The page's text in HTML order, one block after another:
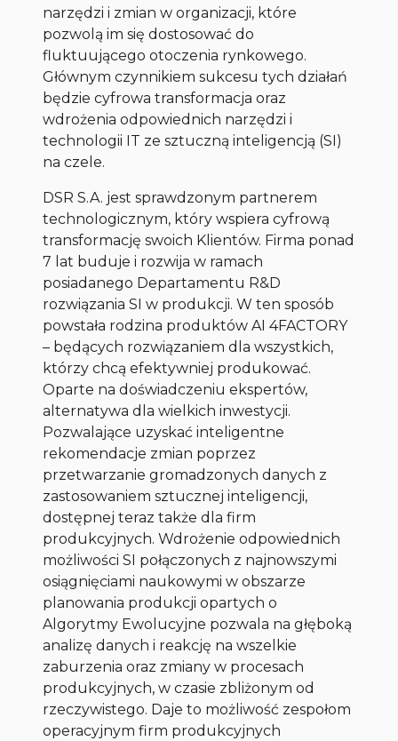
narzędzi i zmian w organizacji, które
pozwolą im się dostosować do
fluktuującego otoczenia rynkowego.
Głównym czynnikiem sukcesu tych działań
będzie cyfrowa transformacja oraz
wdrożenia odpowiednich narzędzi i
technologii IT ze sztuczną inteligencją (SI)
na czele.
DSR S.A. jest sprawdzonym partnerem
technologicznym, który wspiera cyfrową
transformację swoich Klientów. Firma ponad
7 lat buduje i rozwija w ramach
posiadanego Departamentu R&D
rozwiązania SI w produkcji. W ten sposób
powstała rodzina produktów AI 4FACTORY
– będących rozwiązaniem dla wszystkich,
którzy chcą efektywniej produkować.
Oparte na doświadczeniu ekspertów,
alternatywa dla wielkich inwestycji.
Pozwalające uzyskać inteligentne
rekomendacje zmian poprzez
przetwarzanie gromadzonych danych z
zastosowaniem sztucznej inteligencji,
dostępnej teraz także dla firm
produkcyjnych. Wdrożenie odpowiednich
możliwości SI połączonych z najnowszymi
osiągnięciami naukowymi w obszarze
planowania produkcji opartych o
Algorytmy Ewolucyjne pozwala na głęboką
analizę danych i reakcję na wszelkie
zaburzenia oraz zmiany w procesach
produkcyjnych, w czasie zbliżonym od
rzeczywistego. Daje to możliwość zespołom
operacyjnym firm produkcyjnych